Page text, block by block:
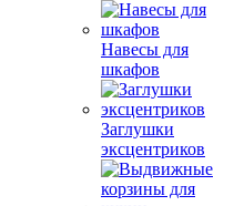
Навесы для
шкафов
Заглушки
эксцентриков